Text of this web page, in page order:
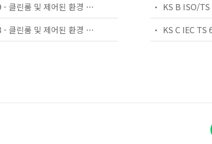
KS I ISO 14644-9 - 클린룸 및 제어된 환경 — 제9부:부착 입자 농도에 따른 표면 청정도 분류
KS I ISO 14644-8 - 클린룸 및 제어된 환경 — 제8부: 화학물질 농도에 따른 공기 청정도 등급 분류